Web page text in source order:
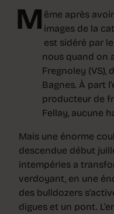
M ême après
images de la
est sidéré par
nous quand on
Fregnoley (VS),
Bagnes. À part
producteur de
Fellay, aucune
Mais une énorme
descendue début
intempéries a
verdoyant, en une
des bulldozers
digues et un pont.